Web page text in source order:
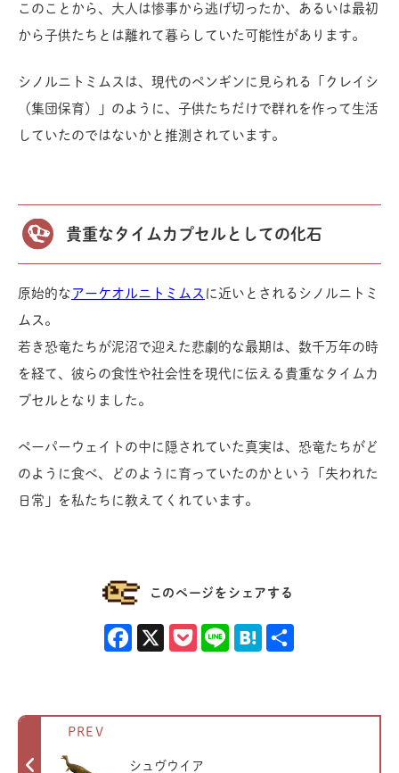
このことから、大人は惨事から逃げ切ったか、あるいは最初
から子供たちとは離れて暮らしていた可能性があります。
シノルニトミムスは、現代のペンギンに見られる「クレイシ
（集団保育）」のように、子供たちだけで群れを作って生活
していたのではないかと推測されています。
貴重なタイムカプセルとしての化石
原始的な アーケオルニトミムス に近いとされるシノルニトミ
ムス。
若き恐竜たちが泥沼で迎えた悲劇的な最期は、数千万年の時
を経て、彼らの食性や社会性を現代に伝える貴重なタイムカ
プセルとなりました。
ペーパーウェイトの中に隠されていた真実は、恐竜たちがど
のように食べ、どのように育っていたのかという「失われた
日常」を私たちに教えてくれています。
このページをシェアする
Facebook Pocket Line Hatena
PREV
シュヴウイア